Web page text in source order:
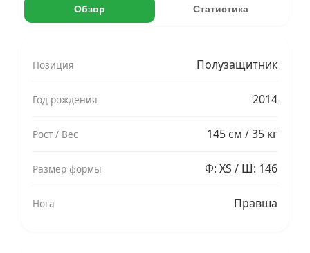
Обзор Статистика
Позиция Полузащитник
Год рождения 2014
Рост / Вес 145 см / 35 кг
Размер формы Ф: XS / Ш: 146
Нога Правша